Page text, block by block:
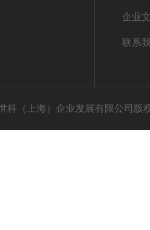
企业
联系
科（上海）企业发展有限公司